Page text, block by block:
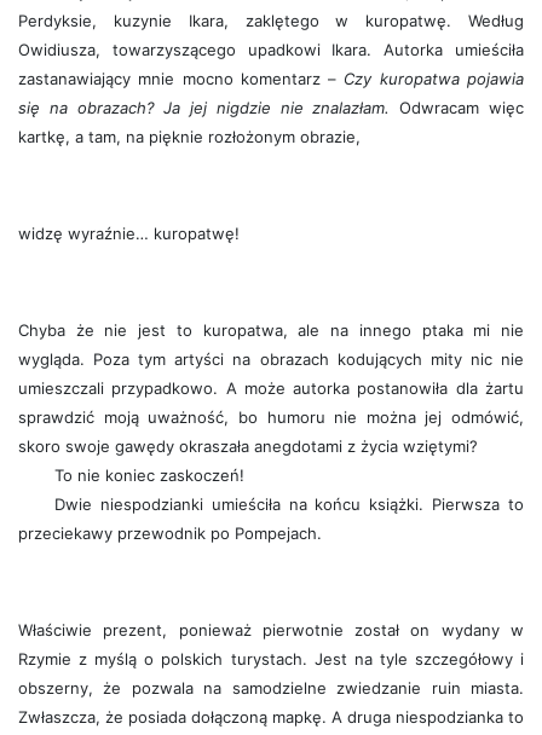
Perdyksie, kuzynie Ikara, zaklętego w kuropatwę. Według
Owidiusza, towarzyszącego upadkowi Ikara. Autorka umieściła
zastanawiający mnie mocno komentarz – Czy kuropatwa pojawia
się na obrazach? Ja jej nigdzie nie znalazłam.
Odwracam więc
kartkę, a tam, na pięknie rozłożonym obrazie,
widzę wyraźnie… kuropatwę!
Chyba że nie jest to kuropatwa, ale na innego ptaka mi nie
wygląda. Poza tym artyści na obrazach kodujących mity nic nie
umieszczali przypadkowo. A może autorka postanowiła dla żartu
sprawdzić moją uważność, bo humoru nie można jej odmówić,
skoro swoje gawędy okraszała anegdotami z życia wziętymi?
To nie koniec zaskoczeń!
Dwie niespodzianki umieściła na końcu książki. Pierwsza to
przeciekawy przewodnik po Pompejach.
Właściwie prezent, ponieważ pierwotnie został on wydany w
Rzymie z myślą o polskich turystach. Jest na tyle szczegółowy i
obszerny, że pozwala na samodzielne zwiedzanie ruin miasta.
Zwłaszcza, że posiada dołączoną mapkę. A druga niespodzianka to